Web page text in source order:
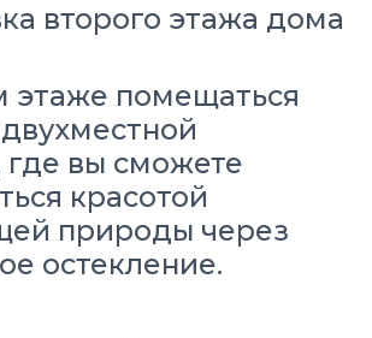
второго этажа дома
этаже помещаться
где вы сможете
красотой
природы через
остекление.